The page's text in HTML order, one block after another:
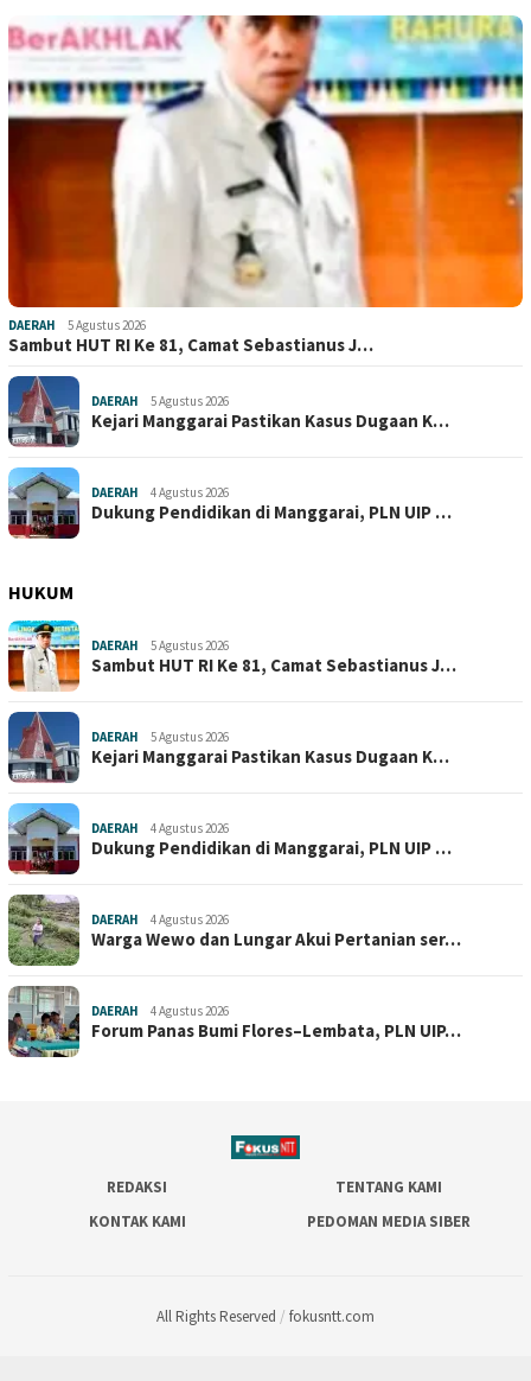
DAERAH 5 Agustus 2026
Sambut HUT RI Ke 81, Camat Sebastianus J…
DAERAH 5 Agustus 2026
Kejari Manggarai Pastikan Kasus Dugaan K…
DAERAH 4 Agustus 2026
Dukung Pendidikan di Manggarai, PLN UIP …
HUKUM
DAERAH 5 Agustus 2026
Sambut HUT RI Ke 81, Camat Sebastianus J…
DAERAH 5 Agustus 2026
Kejari Manggarai Pastikan Kasus Dugaan K…
DAERAH 4 Agustus 2026
Dukung Pendidikan di Manggarai, PLN UIP …
DAERAH 4 Agustus 2026
Warga Wewo dan Lungar Akui Pertanian ser…
DAERAH 4 Agustus 2026
Forum Panas Bumi Flores–Lembata, PLN UIP…
REDAKSI
TENTANG KAMI
KONTAK KAMI
PEDOMAN MEDIA SIBER
All Rights Reserved / fokusntt.com